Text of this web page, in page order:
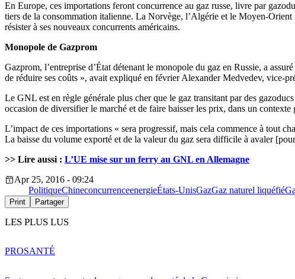
En Europe, ces importations feront concurrence au gaz russe, livre par
tiers de la consommation italienne. La Norvège, l’Algérie et le Moyen-Orient
résister à ses nouveaux concurrents américains.
Monopole de Gazprom
Gazprom, l’entreprise d’État détenant le monopole du gaz en Russie, a
de réduire ses coûts », avait expliqué en février Alexander Medvedev, vice-
Le GNL est en règle générale plus cher que le gaz transitant par des
occasion de diversifier le marché et de faire baisser les prix, dans un
L’impact de ces importations « sera progressif, mais cela commence à tout
La baisse du volume exporté et de la valeur du gaz sera difficile à avaler
>> Lire aussi : L’UE mise sur un ferry au GNL en Allemagne
Apr 25, 2016 - 09:24
PolitiqueChineconcurrenceenergieÉtats-UnisGazGaz naturel liquéfié
Print Partager
LES PLUS LUS
PROSANTÉ